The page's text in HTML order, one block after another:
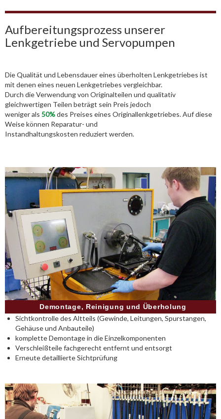
Aufbereitungsprozess unserer
Lenkgetriebe und Servopumpen
Die Qualität und Lebensdauer eines überholten Lenkgetriebes ist
mit denen eines neuen Lenkgetriebes vergleichbar.
Durch die Verwendung von Originalteilen und qualitativ
gleichwertigen Teilen beträgt sein Preis jedoch
weniger als 50%des Preises eines Originallenkgetriebes. Auf diese
Weise können Reparatur- und
Instandhaltungskosten reduziert werden.
Demontage, Reinigung und Überholung
Sichtkontrolle des Altteils (Gewinde, Leitungen, Spurstangen,
Gehäuse und Anbauteile)
komplette Demontage in die Einzelkomponenten
Verschleißteile fachgerecht entfernt und entsorgt
Erneute detaillierte Sichtprüfung